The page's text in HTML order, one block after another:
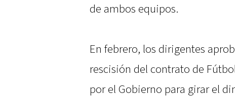
de ambos equipos.
En febrero, los dirigentes
rescisión del contrato de
por el Gobierno para girar el